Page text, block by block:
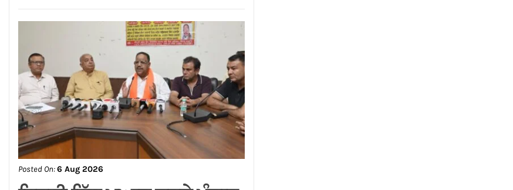
लम्बा पिंड चौक से जंडू सिंघा रोड के
बदहाल हालातों को लेकर भाजपा का
रोष प्रदर्शन